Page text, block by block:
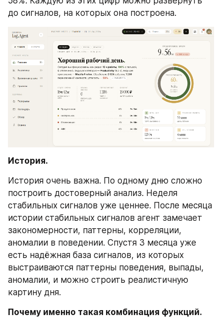
до сигналов, на которых она построена.
История.
История очень важна. По одному дню сложно
построить достоверный анализ. Неделя
стабильных сигналов уже ценнее. После месяца
истории стабильных сигналов агент замечает
закономерности, паттерны, корреляции,
аномалии в поведении. Спустя 3 месяца уже
есть надёжная база сигналов, из которых
выстраиваются паттерны поведения, выпады,
аномалии, и можно строить реалистичную
картину дня.
Почему именно такая комбинация функций.